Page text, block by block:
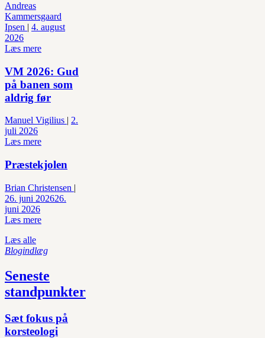
Andreas
Kammersgaard
Ipsen | 4. august
2026
Læs mere
VM 2026: Gud
på banen som
aldrig før
Manuel Vigilius | 2.
juli 2026
Læs mere
Præstekjolen
Brian Christensen |
26. juni 202626.
juni 2026
Læs mere
Læs alle
Blogindlæg
Seneste
standpunkter
Sæt fokus på
korsteologi